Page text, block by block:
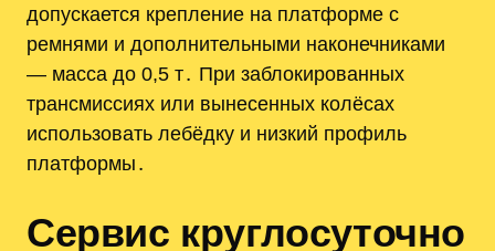
допускается крепление на платформе с
ремнями и дополнительными наконечниками
— масса до 0,5 т․ При заблокированных
трансмиссиях или вынесенных колёсах
использовать лебёдку и низкий профиль
платформы․
Сервис круглосуточно